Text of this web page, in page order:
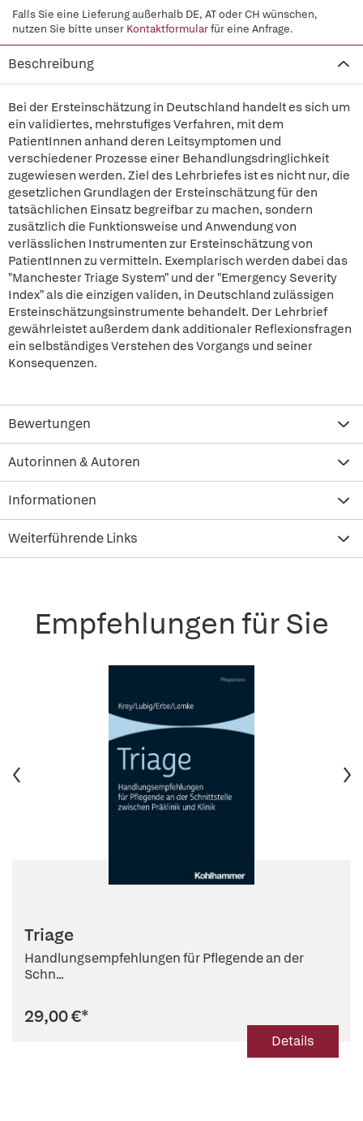
Falls Sie eine Lieferung außerhalb DE, AT oder CH wünschen,
nutzen Sie bitte unser Kontaktformularfür eine Anfrage.
Beschreibung
Bei der Ersteinschätzung in Deutschland handelt es sich um
ein validiertes, mehrstufiges Verfahren, mit dem
PatientInnen anhand deren Leitsymptomen und
verschiedener Prozesse einer Behandlungsdringlichkeit
zugewiesen werden. Ziel des Lehrbriefes ist es nicht nur, die
gesetzlichen Grundlagen der Ersteinschätzung für den
tatsächlichen Einsatz begreifbar zu machen, sondern
zusätzlich die Funktionsweise und Anwendung von
verlässlichen Instrumenten zur Ersteinschätzung von
PatientInnen zu vermitteln. Exemplarisch werden dabei das
"Manchester Triage System" und der "Emergency Severity
Index" als die einzigen validen, in Deutschland zulässigen
Ersteinschätzungsinstrumente behandelt. Der Lehrbrief
gewährleistet außerdem dank additionaler Reflexionsfragen
ein selbständiges Verstehen des Vorgangs und seiner
Konsequenzen.
Bewertungen
Autorinnen & Autoren
Informationen
Weiterführende Links
Empfehlungen für Sie
Triage
Handlungsempfehlungen für Pflegende an der
Schn...
29,00 €*
Details